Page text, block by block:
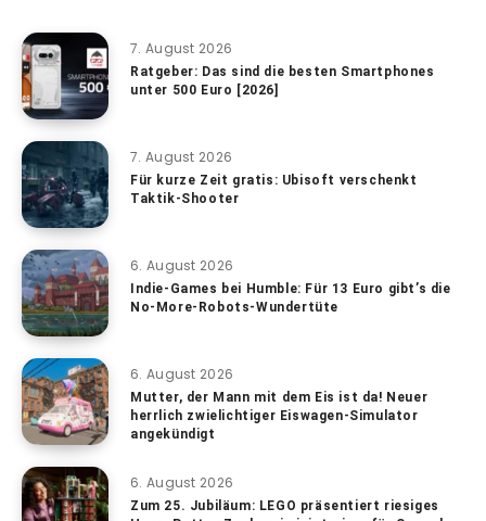
7. August 2026
Ratgeber: Das sind die besten Smartphones
unter 500 Euro [2026]
7. August 2026
Für kurze Zeit gratis: Ubisoft verschenkt
Taktik-Shooter
6. August 2026
Indie-Games bei Humble: Für 13 Euro gibt’s die
No-More-Robots-Wundertüte
6. August 2026
Mutter, der Mann mit dem Eis ist da! Neuer
herrlich zwielichtiger Eiswagen-Simulator
angekündigt
6. August 2026
Zum 25. Jubiläum: LEGO präsentiert riesiges